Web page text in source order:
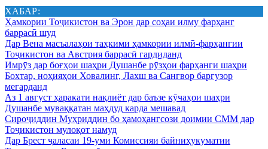
ХАБАР:
Ҳамкории Тоҷикистон ва Эрон дар соҳаи илму фарҳанг
баррасӣ шуд
Дар Вена масъалаҳои таҳкими ҳамкории илмӣ-фарҳангии
Тоҷикистон ва Австрия баррасӣ гардиданд
Имрӯз дар боғҳои шаҳри Душанбе рӯзҳои фарҳанги шаҳри
Бохтар, ноҳияҳои Ховалинг, Лахш ва Сангвор баргузор
мегарданд
Аз 1 август ҳаракати нақлиёт дар баъзе кӯчаҳои шаҳри
Душанбе муваққатан маҳдуд карда мешавад
Сироҷиддин Муҳриддин бо ҳамоҳангсози доимии СММ дар
Тоҷикистон мулоқот намуд
Дар Брест ҷаласаи 19-уми Комиссияи байниҳукуматии